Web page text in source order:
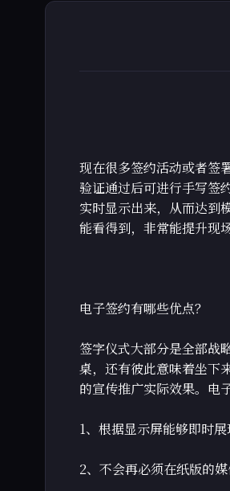
现在很多签约活动或者签
验证通过后可进行手写签
实时显示出来，从而达到
能看得到，非常能提升现
电子签约有哪些优点？
签字仪式大部分是全部战
桌，还有彼此意味着坐下
的宣传推广实际效果。电
1、根据显示屏能够即时展
2、不会再必须在纸版的